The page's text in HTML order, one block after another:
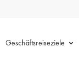
Geschäftsreiseziele